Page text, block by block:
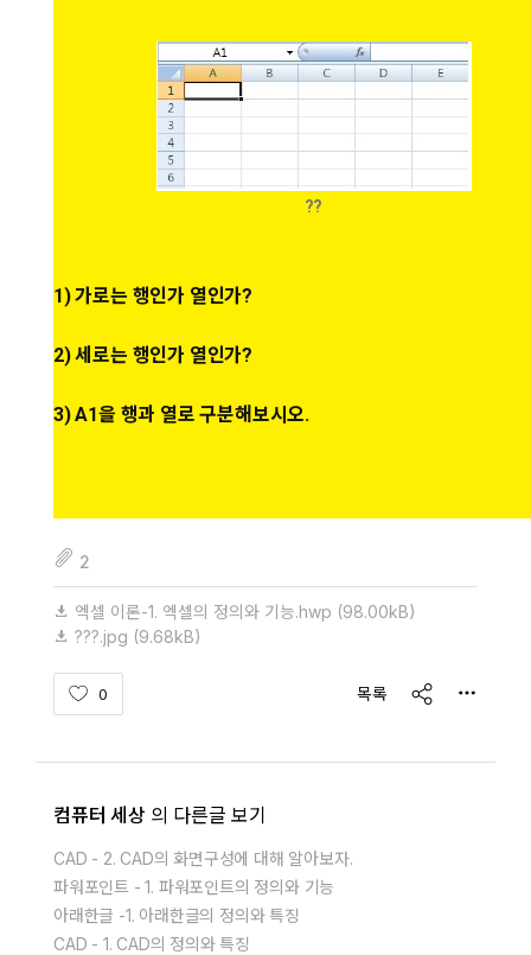
??
1) 가로는 행인가 열인가?
2) 세로는 행인가 열인가?
3) A1을 행과 열로 구분해보시오.
fileAttachedList
2
엑셀 이론-1. 엑셀의 정의와 기능.hwp (98.00kB)
???.jpg (9.68kB)
0 목록 share
컴퓨터 세상 의 다른글 보기
CAD - 2. CAD의 화면구성에 대해 알아보자.
파워포인트 - 1. 파워포인트의 정의와 기능
아래한글 -1. 아래한글의 정의와 특징
CAD - 1. CAD의 정의와 특징